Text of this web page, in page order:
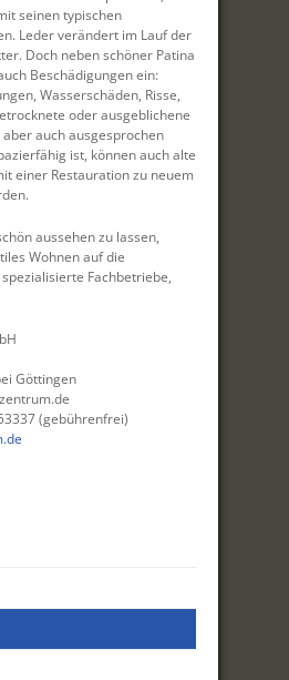
seinen typischen
Leder verändert im Lauf der
Doch neben schöner Patina
Beschädigungen ein:
Wasserschäden, Risse,
oder ausgeblichene
auch ausgesprochen
ist, können auch alte
einer Restauration zu neuem
aussehen zu lassen,
Wohnen auf die
Fachbetriebe,
Göttingen
(gebührenfrei)